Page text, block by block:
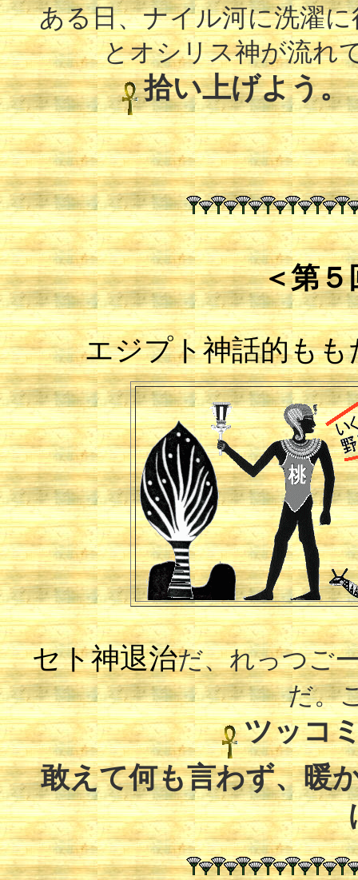
ある日、ナイル河に洗濯
とオシリス神が流れ
拾い上げよう
＜第５
エジプト神話的も
セト神退治だ、れっつご
だ。
ツッコ
敢えて何も言わず、暖